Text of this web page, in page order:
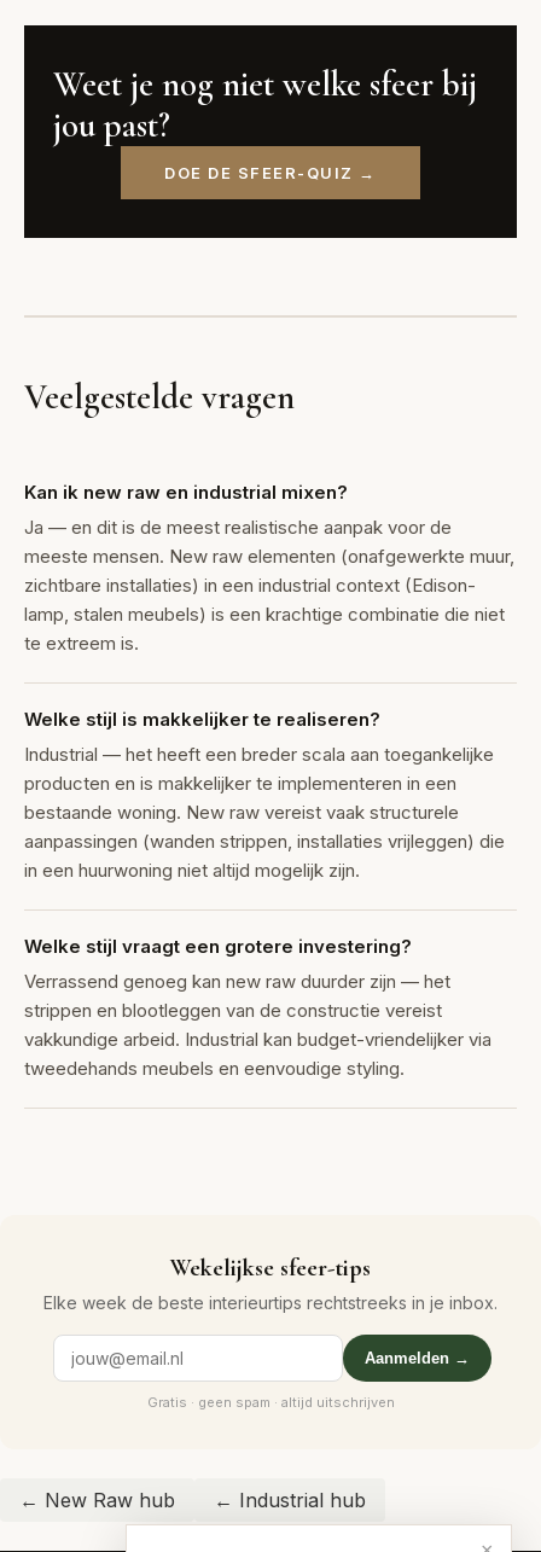
Weet je nog niet welke sfeer bij
jou past?
DOE DE SFEER-QUIZ →
Veelgestelde vragen
Kan ik new raw en industrial mixen?
Ja — en dit is de meest realistische aanpak voor de
meeste mensen. New raw elementen (onafgewerkte muur,
zichtbare installaties) in een industrial context (Edison-
lamp, stalen meubels) is een krachtige combinatie die niet
te extreem is.
Welke stijl is makkelijker te realiseren?
Industrial — het heeft een breder scala aan toegankelijke
producten en is makkelijker te implementeren in een
bestaande woning. New raw vereist vaak structurele
aanpassingen (wanden strippen, installaties vrijleggen) die
in een huurwoning niet altijd mogelijk zijn.
Welke stijl vraagt een grotere investering?
Verrassend genoeg kan new raw duurder zijn — het
strippen en blootleggen van de constructie vereist
vakkundige arbeid. Industrial kan budget-vriendelijker via
tweedehands meubels en eenvoudige styling.
Wekelijkse sfeer-tips
Elke week de beste interieurtips rechtstreeks in je inbox.
Aanmelden →
Gratis · geen spam · altijd uitschrijven
← New Raw hub ← Industrial hub